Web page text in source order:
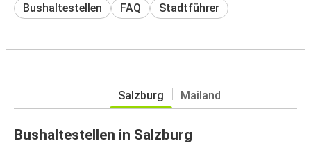
Bushaltestellen FAQ Stadtführer
Salzburg Mailand
Bushaltestellen in Salzburg